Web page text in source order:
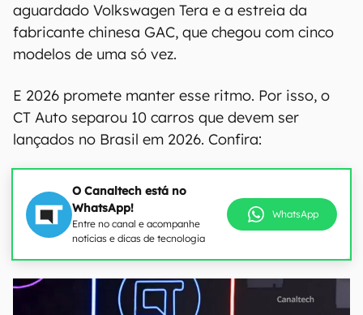
aguardado Volkswagen Tera e a estreia da
fabricante chinesa GAC, que chegou com cinco
modelos de uma só vez.
E 2026 promete manter esse ritmo. Por isso, o
CT Auto separou 10 carros que devem ser
lançados no Brasil em 2026. Confira:
O Canaltech está no
WhatsApp!
Entre no canal e acompanhe
notícias e dicas de tecnologia
WhatsApp